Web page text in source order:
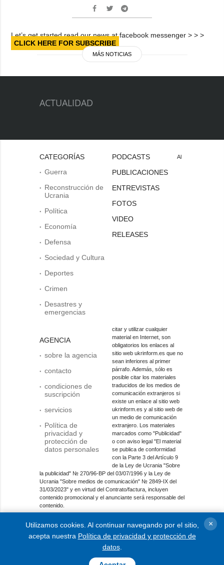
Let’s get started read our news at facebook messenger > > >
CLICK HERE FOR SUBSCRIBE
MÁS NOTICIAS
ACTUALIDAD
CATEGORÍAS
Guerra
Reconstrucción de
Ucrania
Política
Economía
Defensa
Sociedad y Cultura
Deportes
Crimen
Desastres y
emergencias
AGENCIA
sobre la agencia
contacto
condiciones de
suscripción
servicios
Política de
privacidad y
protección de
datos personales
PODCASTS
PUBLICACIONES
ENTREVISTAS
FOTOS
VIDEO
RELEASES
Al
citar y utilizar cualquier
material en Internet, son
obligatorios los enlaces al
sitio web ukrinform.es que no
sean inferiores al primer
párrafo. Además, sólo es
posible citar los materiales
traducidos de los medios de
comunicación extranjeros si
existe un enlace al sitio web
ukrinform.es y al sitio web de
un medio de comunicación
extranjero. Los materiales
marcados como "Publicidad"
o con aviso legal "El material
se publica de conformidad
con la Parte 3 del Artículo 9
de la Ley de Ucrania "Sobre
la publicidad" № 270/96-ВР del 03/07/1996 y la Ley de
Ucrania "Sobre medios de comunicación" № 2849-IX del
31/03/2023" y en virtud del Contrato/factura, incluyen
contenido promocional y el anunciante será responsable del
contenido.
Entidad de medios en línea; identificador de medios: R40-
01421.
© 2015-2026 Ukrinform. Todos los derechos reservados.
Utilizamos cookies. Al continuar navegando por el sitio,
acepta nuestra Política de privacidad y protección de
datos.
×